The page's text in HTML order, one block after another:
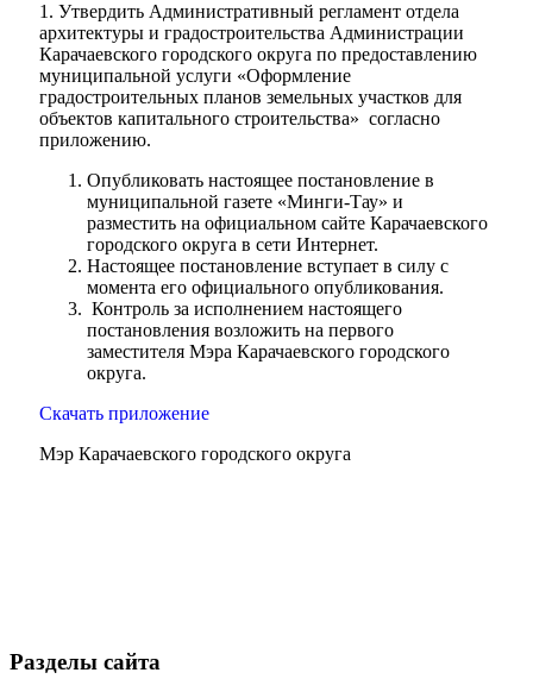
1. Утвердить Административный регламент отдела
архитектуры и градостроительства Администрации
Карачаевского городского округа по предоставлению
муниципальной услуги «Оформление
градостроительных планов земельных участков для
объектов капитального строительства» согласно
приложению.
Опубликовать настоящее постановление в
муниципальной газете «Минги-Тау» и
разместить на официальном сайте Карачаевского
городского округа в сети Интернет.
Настоящее постановление вступает в силу с
момента его официального опубликования.
Контроль за исполнением настоящего
постановления возложить на первого
заместителя Мэра Карачаевского городского
округа.
Скачать приложение
Мэр Карачаевского городского округа
Разделы сайта
Туризм